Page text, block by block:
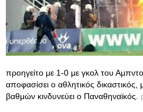
προηγείτο με 1-0 με γκολ του
αποφασίσει ο αθλητικός δικαστικός,
βαθμών κινδυνεύει ο Παναθηναϊκός.